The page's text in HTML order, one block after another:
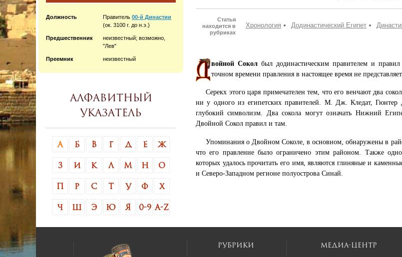
Статья
находится в
рубриках
Хронология Додинастический Египет
войной Соколбыл додинастическим правителем и
точном времени правления в настоящее время не
Серекх этого царя примечателен тем, что его венчают два
ни у одного из египетских правителей. М. Дж. Кледат,
глубокий символизм. Два сокола могут означать Нижний
Двойной Сокол правил и там.
Упоминания о Двойном Соколе, в основном, обнаружены в
что его правление было ограничено этим районом. Также
которых удалось прочитать его имя, являются глиняные и
и Северо-Западном регионе полуострова Синай.
Должность Правитель 00-й Династии
(ок. 3100 г. до н.э.)
Предшественник
неизвестный; возможно,
"Лев"
Преемник неизвестный
Алфавитный
указатель
А Б В Г Д Е Ж
З И К Л М Н О
Р С Т У Ф Х
Ч Э Ю Я 0-9 A-Z
Рубрики Медиа-центр